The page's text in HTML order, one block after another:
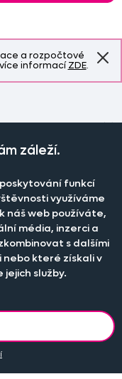
a rozpočtové
informacíZDE.
novinky, tipy a
po-pá 7.30 - 16.00
záleží.
funkcí
využíváme
náš web používáte,
média, inzerci a
s dalšími
které získali v
služby.